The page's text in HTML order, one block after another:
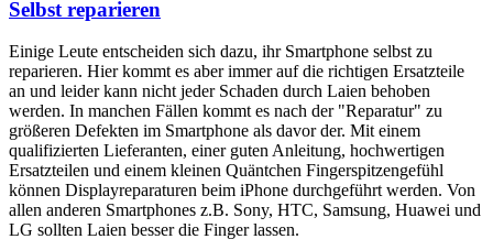
Selbst reparieren
Einige Leute entscheiden sich dazu, ihr Smartphone selbst zu
reparieren. Hier kommt es aber immer auf die richtigen Ersatzteile
an und leider kann nicht jeder Schaden durch Laien behoben
werden. In manchen Fällen kommt es nach der "Reparatur" zu
größeren Defekten im Smartphone als davor der. Mit einem
qualifizierten Lieferanten, einer guten Anleitung, hochwertigen
Ersatzteilen und einem kleinen Quäntchen Fingerspitzengefühl
können Displayreparaturen beim iPhone durchgeführt werden. Von
allen anderen Smartphones z.B. Sony, HTC, Samsung, Huawei und
LG sollten Laien besser die Finger lassen.